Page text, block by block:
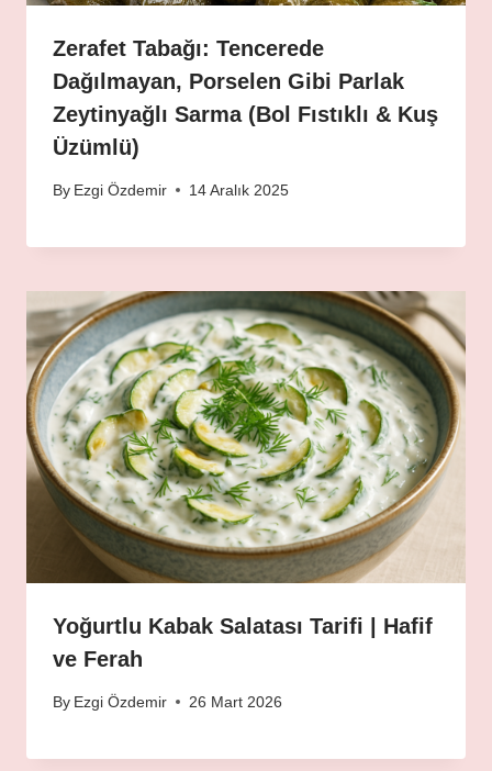
Zerafet Tabağı: Tencerede
Dağılmayan, Porselen Gibi Parlak
Zeytinyağlı Sarma (Bol Fıstıklı & Kuş
Üzümlü)
By Ezgi Özdemir 14 Aralık 2025
Yoğurtlu Kabak Salatası Tarifi | Hafif
ve Ferah
By Ezgi Özdemir 26 Mart 2026